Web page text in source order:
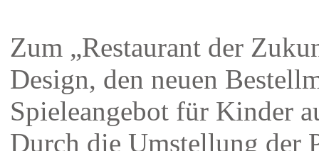
Zum „Restaurant der
Design, den neuen
Spieleangebot für Kinder
Durch die Umstellung der